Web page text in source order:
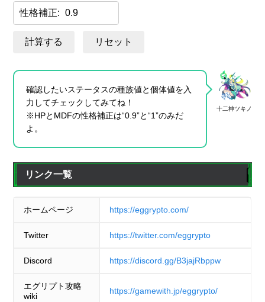
性格補正:
計算する リセット
十二神ツキノ
確認したいステータスの種族値と個体値を入
力してチェックしてみてね！
※HPとMDFの性格補正は“0.9”と“1”のみだ
よ。
リンク一覧
ホームページ https://eggrypto.com/
Twitter https://twitter.com/eggrypto
Discord https://discord.gg/B3jajRbppw
エグリプト攻略
wiki
https://gamewith.jp/eggrypto/